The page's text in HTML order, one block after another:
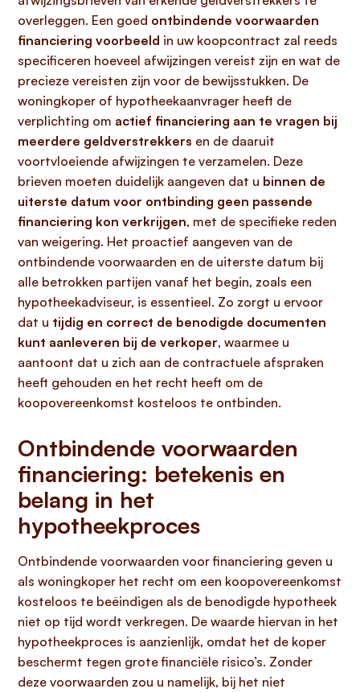
overleggen. Een goed ontbindende voorwaarden
financiering voorbeeld in uw koopcontract zal reeds
specificeren hoeveel afwijzingen vereist zijn en wat de
precieze vereisten zijn voor de bewijsstukken. De
woningkoper of hypotheekaanvrager heeft de
verplichting om actief financiering aan te vragen bij
meerdere geldverstrekkers en de daaruit
voortvloeiende afwijzingen te verzamelen. Deze
brieven moeten duidelijk aangeven dat u binnen de
uiterste datum voor ontbinding geen passende
financiering kon verkrijgen, met de specifieke reden
van weigering. Het proactief aangeven van de
ontbindende voorwaarden en de uiterste datum bij
alle betrokken partijen vanaf het begin, zoals een
hypotheekadviseur, is essentieel. Zo zorgt u ervoor
dat u tijdig en correct de benodigde documenten
kunt aanleveren bij de verkoper, waarmee u
aantoont dat u zich aan de contractuele afspraken
heeft gehouden en het recht heeft om de
koopovereenkomst kosteloos te ontbinden.
Ontbindende voorwaarden
financiering: betekenis en
belang in het
hypotheekproces
Ontbindende voorwaarden voor financiering geven u
als woningkoper het recht om een koopovereenkomst
kosteloos te beëindigen als de benodigde hypotheek
niet op tijd wordt verkregen. De waarde hiervan in het
hypotheekproces is aanzienlijk, omdat het de koper
beschermt tegen grote financiële risico’s. Zonder
deze voorwaarden zou u namelijk, bij het niet